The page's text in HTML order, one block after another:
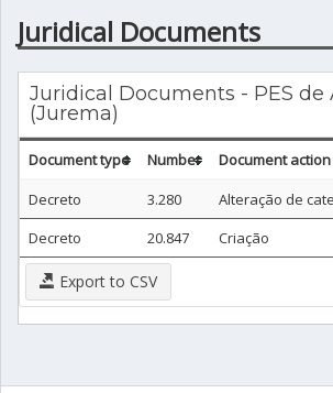
Juridical Documents
Juridical Documents - PES de
(Jurema)
Document type Number Document action
Decreto
3.280 Alteração de
Decreto
20.847 Criação
Export to CSV